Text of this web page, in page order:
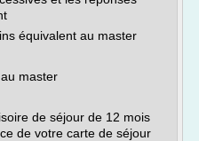
équivalent au master
master
de séjour de 12 mois
de votre carte de séjour